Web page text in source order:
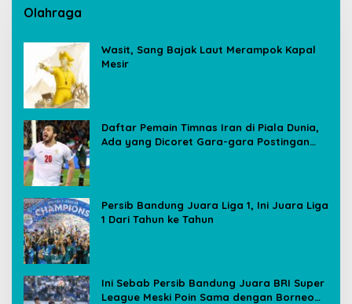
Olahraga
Wasit, Sang Bajak Laut Merampok Kapal
Mesir
Daftar Pemain Timnas Iran di Piala Dunia,
Ada yang Dicoret Gara-gara Postingan
Persib Bandung Juara Liga 1, Ini Juara Liga
1 Dari Tahun ke Tahun
Ini Sebab Persib Bandung Juara BRI Super
League Meski Poin Sama dengan Borneo